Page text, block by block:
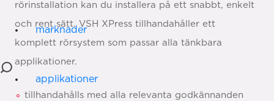
marknader
applikationer
rörinstallation kan du installera på ett snabbt, enkelt
och rent sätt. VSH XPress tillhandahåller ett
komplett rörsystem som passar alla tänkbara
applikationer.
tillhandahålls med alla relevanta godkännanden